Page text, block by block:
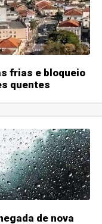
frias e bloqueio
quentes
de nova